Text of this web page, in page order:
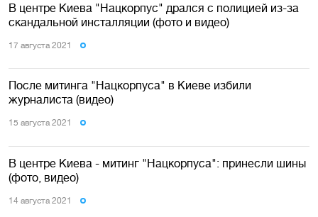
В центре Киева "Нацкорпус" дрался с полицией из-за
скандальной инсталляции (фото и видео)
17 августа 2021
После митинга "Нацкорпуса" в Киеве избили
журналиста (видео)
15 августа 2021
В центре Киева - митинг "Нацкорпуса": принесли шины
(фото, видео)
14 августа 2021